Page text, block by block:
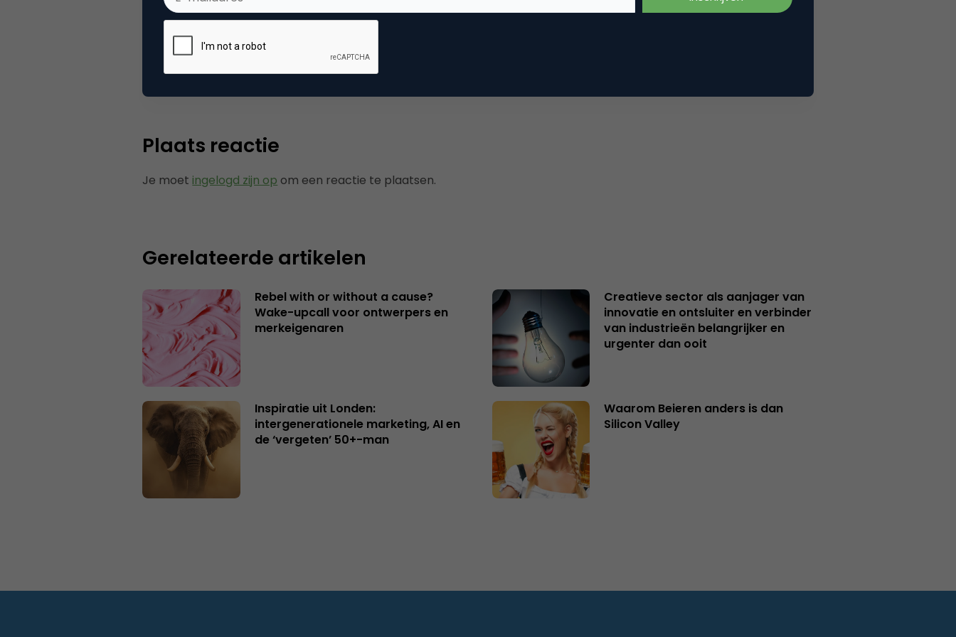
Tags onderzoek
Plaats reactie
Je moet ingelogd zijn op om een reactie te plaatsen.
Gerelateerde artikelen
Rebel with or without a cause?
Wake-upcall voor ontwerpers en
merkeigenaren
Creatieve sector als aanjager van
innovatie en ontsluiter en verbinder
van industrieën belangrijker en
urgenter dan ooit
Inspiratie uit Londen:
intergenerationele marketing, AI en
de ‘vergeten’ 50+-man
Waarom Beieren anders is dan
Silicon Valley